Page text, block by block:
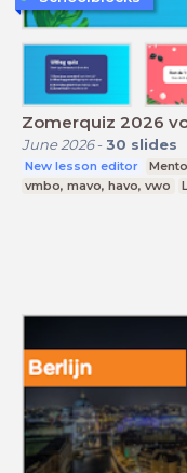
Zomerquiz 2026
June 2026- 30 slides
New lesson editor
vmbo, mavo, havo, vwo